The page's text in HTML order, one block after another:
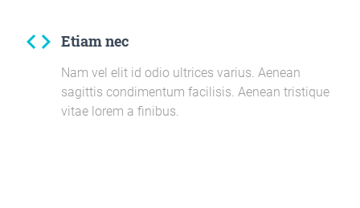
code Etiam nec
Nam vel elit id odio ultrices varius. Aenean
sagittis condimentum facilisis. Aenean tristique
vitae lorem a finibus.